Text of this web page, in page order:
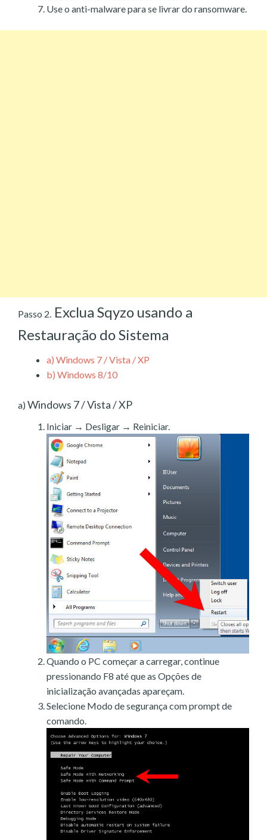
Use o anti-malware para se livrar do ransomware.
Passo 2. Exclua Sqyzo usando a
Restauração do Sistema
a) Windows 7 / Vista / XP
b) Windows 8/10
a) Windows 7 / Vista / XP
Iniciar → Desligar → Reiniciar.
Quando o PC começar a carregar, continue
pressionando F8 até que as Opções de
inicialização avançadas apareçam.
Selecione Modo de segurança com prompt de
comando.